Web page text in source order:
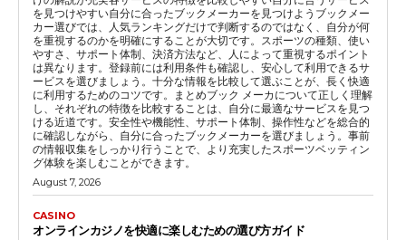
を見つけやすい自分に合ったブックメーカーを見つけようブックメー
カー選びでは、人気ランキングだけで判断するのではなく、自分が何
を重視するのかを明確にすることが大切です。スポーツの種類、使い
やすさ、サポート体制、決済方法など、人によって重視するポイント
は異なります。登録前には利用条件も確認し、安心して利用できるサ
ービスを選びましょう。十分な情報を比較して選ぶことが、長く快適
に利用するためのコツです。まとめブック メーカについて正しく理解
し、それぞれの特徴を比較することは、自分に最適なサービスを見つ
ける近道です。安全性や機能性、サポート体制、操作性などを総合的
に確認しながら、自分に合ったブックメーカーを選びましょう。事前
の情報収集をしっかり行うことで、より充実したスポーツベッティン
グ体験を楽しむことができます。
August 7, 2026
CASINO
オンラインカジノを快適に楽しむための選び方ガイド